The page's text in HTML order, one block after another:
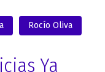
Rocío Oliva
Ya